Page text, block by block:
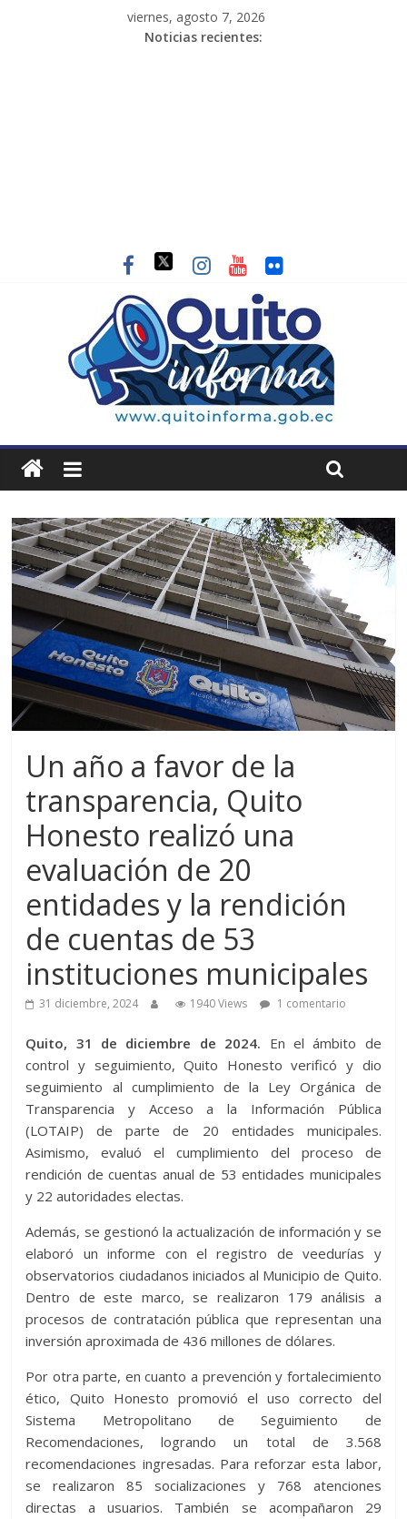
viernes, agosto 7, 2026
Noticias recientes:
Un año a favor de la
transparencia, Quito
Honesto realizó una
evaluación de 20
entidades y la rendición
de cuentas de 53
instituciones municipales
31 diciembre, 2024 1940 Views 1 comentario
Quito, 31 de diciembre de 2024. En el ámbito de
control y seguimiento, Quito Honesto verificó y dio
seguimiento al cumplimiento de la Ley Orgánica de
Transparencia y Acceso a la Información Pública
(LOTAIP) de parte de 20 entidades municipales.
Asimismo, evaluó el cumplimiento del proceso de
rendición de cuentas anual de 53 entidades municipales
y 22 autoridades electas.
Además, se gestionó la actualización de información y se
elaboró un informe con el registro de veedurías y
observatorios ciudadanos iniciados al Municipio de Quito.
Dentro de este marco, se realizaron 179 análisis a
procesos de contratación pública que representan una
inversión aproximada de 436 millones de dólares.
Por otra parte, en cuanto a prevención y fortalecimiento
ético, Quito Honesto promovió el uso correcto del
Sistema Metropolitano de Seguimiento de
Recomendaciones, logrando un total de 3.568
recomendaciones ingresadas. Para reforzar esta labor,
se realizaron 85 socializaciones y 768 atenciones
directas a usuarios. También se acompañaron 29